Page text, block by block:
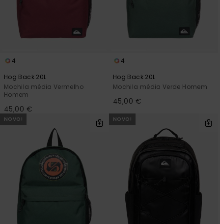
4
Hog Back 20L
Mochila média Vermelho
Homem
45,00 €
4
Hog Back 20L
Mochila média Verde Homem
45,00 €
NOVO! NOVO!